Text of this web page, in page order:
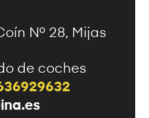
Nº 28, Mijas
de coches